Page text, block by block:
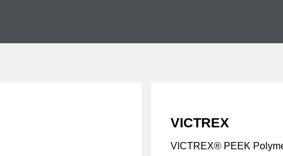
VICTREX
VICTREX® PEEK